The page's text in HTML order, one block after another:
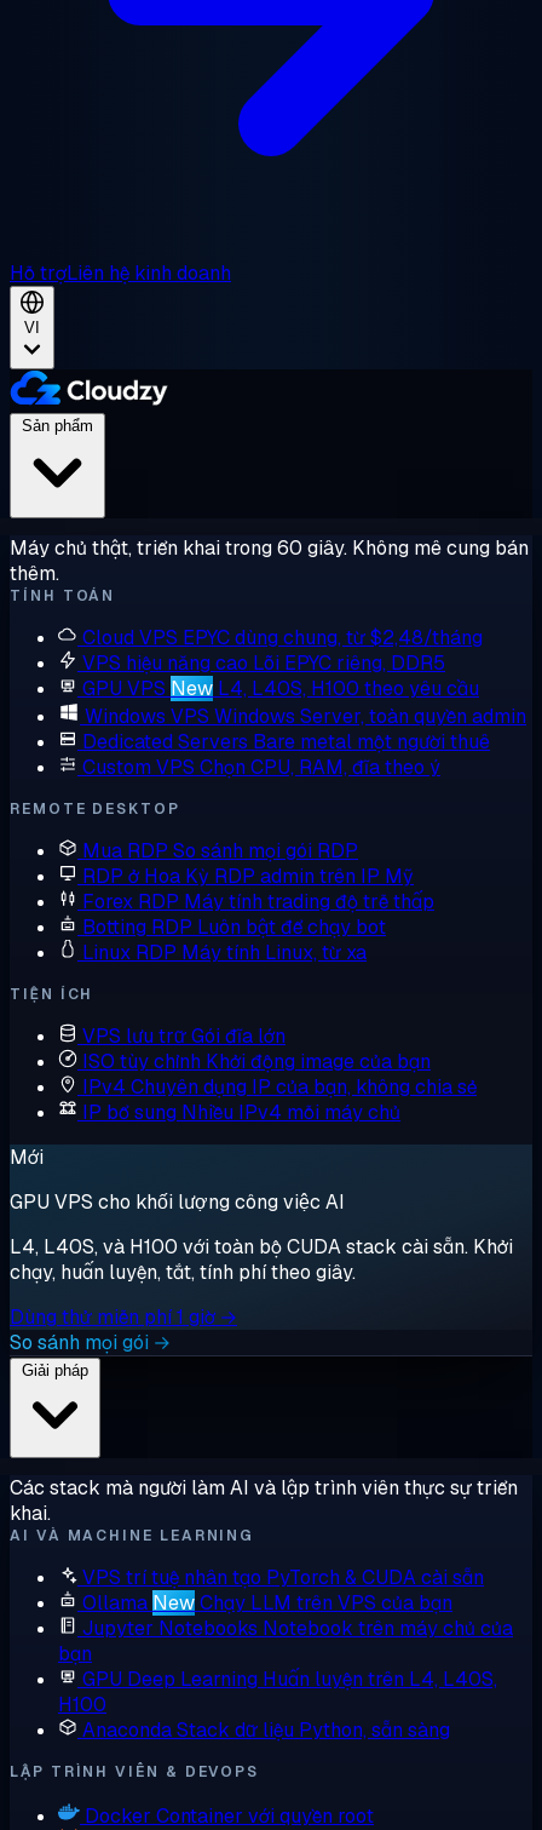
Hỗ trợLiên hệ kinh doanh
VI
Máy chủ thật, triển khai trong 60 giây. Không mê cung bán
thêm.
TÍNH TOÁN
Cloud VPS EPYC dùng chung, từ $2,48/tháng
VPS hiệu năng cao Lõi EPYC riêng, DDR5
GPU VPS New L4, L40S, H100 theo yêu cầu
Windows VPS Windows Server, toàn quyền admin
Dedicated Servers Bare metal một người thuê
Custom VPS Chọn CPU, RAM, đĩa theo ý
REMOTE DESKTOP
Mua RDP So sánh mọi gói RDP
RDP ở Hoa Kỳ RDP admin trên IP Mỹ
Forex RDP Máy tính trading độ trễ thấp
Botting RDP Luôn bật để chạy bot
Linux RDP Máy tính Linux, từ xa
TIỆN ÍCH
VPS lưu trữGói đĩa lớn
ISO tùy chỉnh Khởi động image của bạn
IPv4 Chuyên dụng IP của bạn, không chia sẻ
IP bổ sung Nhiều IPv4 mỗi máy chủ
Mới
GPU VPS cho khối lượng công việc AI
L4, L40S, và H100 với toàn bộ CUDA stack cài sẵn. Khởi
chạy, huấn luyện, tắt, tính phí theo giây.
Dùng thử miễn phí 1 giờ →
So sánh mọi gói →
Các stack mà người làm AI và lập trình viên thực sự triển
khai.
AI VÀ MACHINE LEARNING
VPS trí tuệ nhân tạo PyTorch & CUDA cài sẵn
Ollama NewChạy LLM trên VPS của bạn
Jupyter Notebooks Notebook trên máy chủ của
bạn
GPU Deep Learning Huấn luyện trên L4, L40S,
H100
AnacondaStack dữ liệu Python, sẵn sàng
LẬP TRÌNH VIÊN & DEVOPS
Docker Container với quyền root